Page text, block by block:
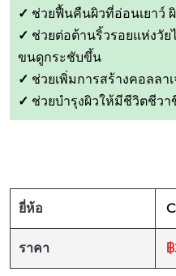
✓ ช่วยฟื้นคืนผิวที่อ่อนเยาว์
✓ ช่วยต่อต้านริ้วรอยแห่งวัย
ขนดูกระชับขึ้น
✓ ช่วยเพิ่มการสร้างคอลลา
✓ ช่วยบำรุงผิวให้มีชีวิตชีวา
ยี่ห้อ
ราคา